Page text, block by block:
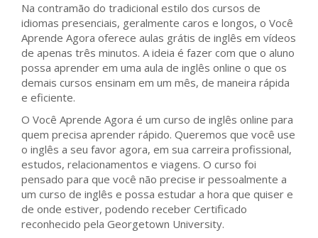
Na contramão do tradicional estilo dos cursos de
idiomas presenciais, geralmente caros e longos, o Você
Aprende Agora oferece aulas grátis de inglês em vídeos
de apenas três minutos. A ideia é fazer com que o aluno
possa aprender em uma aula de inglês online o que os
demais cursos ensinam em um mês, de maneira rápida
e eficiente.
O Você Aprende Agora é um curso de inglês online para
quem precisa aprender rápido. Queremos que você use
o inglês a seu favor agora, em sua carreira profissional,
estudos, relacionamentos e viagens. O curso foi
pensado para que você não precise ir pessoalmente a
um curso de inglês e possa estudar a hora que quiser e
de onde estiver, podendo receber Certificado
reconhecido pela Georgetown University.